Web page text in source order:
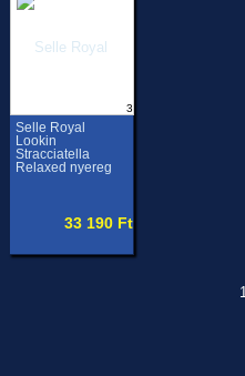
3
Selle Royal
Lookin
Stracciatella
Relaxed nyereg
33 190 Ft